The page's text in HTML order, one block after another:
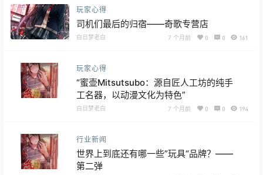
玩家心得
司机们最后的归宿——奇歌专营店
白日梦老白 7 个月前 0 0 161
玩家心得
“蜜壶Mitsutsubo：源自匠人工坊的纯手
工名器，以动漫文化为特色”
白日梦老白 7 个月前 0 0 194
行业新闻
世界上到底还有哪一些”玩具“品牌？——
第二弹